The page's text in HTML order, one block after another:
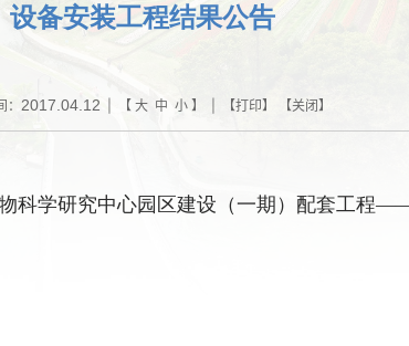
设备安装工程结果公告
2017.04.12 | 【 大 中 小】 | 【打印】 【关闭】
科学研究中心园区建设（一期）配套工程